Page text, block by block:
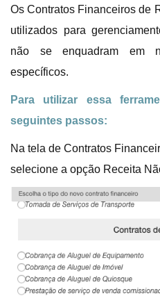
Os Contratos Financeiros de
utilizados para
não se enquadram em
específicos.
Para utilizar essa
seguintes passos:
Na tela de Contratos
selecione a opção Receita